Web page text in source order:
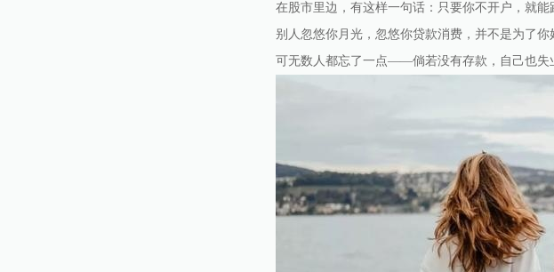
在股市里边，有这样一句话：只要你不开户，就能
别人忽悠你月光，忽悠你贷款消费，并不是为了
可无数人都忘了一点——倘若没有存款，自己也失